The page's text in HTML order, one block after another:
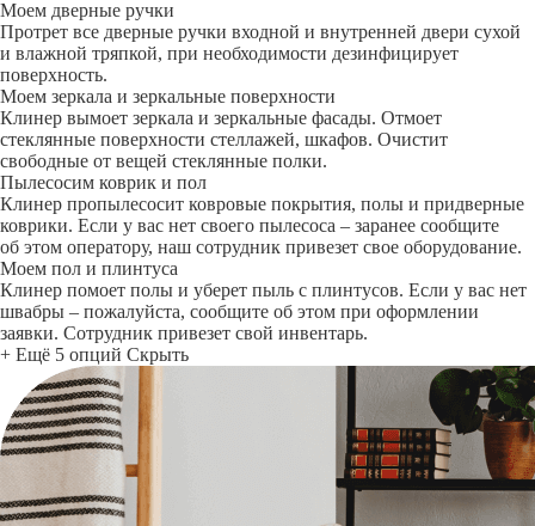
Моем дверные ручки
Протрет все дверные ручки входной и внутренней двери сухой
и влажной тряпкой, при необходимости дезинфицирует
поверхность.
Моем зеркала и зеркальные поверхности
Клинер вымоет зеркала и зеркальные фасады. Отмоет
стеклянные поверхности стеллажей, шкафов. Очистит
свободные от вещей стеклянные полки.
Пылесосим коврик и пол
Клинер пропылесосит ковровые покрытия, полы и придверные
коврики. Если у вас нет своего пылесоса – заранее сообщите
об этом оператору, наш сотрудник привезет свое оборудование.
Моем пол и плинтуса
Клинер помоет полы и уберет пыль с плинтусов. Если у вас нет
швабры – пожалуйста, сообщите об этом при оформлении
заявки. Сотрудник привезет свой инвентарь.
+ Ещё 5 опций Скрыть